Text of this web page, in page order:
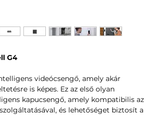
G4
videócsengő, amely akár
is képes. Ez az első olyan
kapucsengő, amely kompatibilis az
és lehetőséget biztosít a